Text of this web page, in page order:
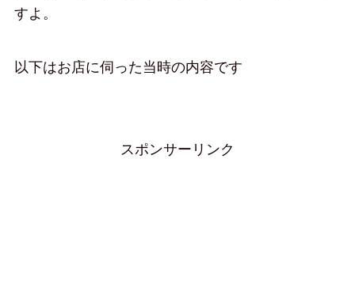
すよ。
以下はお店に伺った当時の内容です
スポンサーリンク